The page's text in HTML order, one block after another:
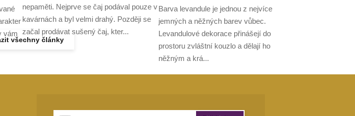
vám
nepaměti. Nejprve se čaj podával pouze v
kavárnách a byl velmi drahý. Později se
začal prodávat sušený čaj, kter...
Barva levandule je jednou z nejvíce
jemných a něžných barev vůbec.
Levandulové dekorace přinášejí do
prostoru zvláštní kouzlo a dělají ho
něžným a krá...
všechny články